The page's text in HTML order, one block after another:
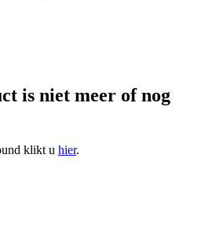
is niet meer of nog
klikt u hier.